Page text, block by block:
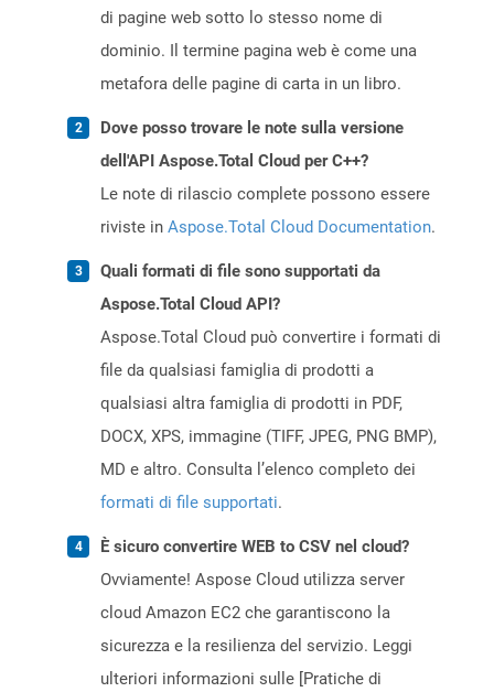
di pagine web sotto lo stesso nome di
dominio. Il termine pagina web è come una
metafora delle pagine di carta in un libro.
Dove posso trovare le note sulla versione
dell'API Aspose.Total Cloud per C++?
Le note di rilascio complete possono essere
riviste in Aspose.Total Cloud Documentation.
Quali formati di file sono supportati da
Aspose.Total Cloud API?
Aspose.Total Cloud può convertire i formati di
file da qualsiasi famiglia di prodotti a
qualsiasi altra famiglia di prodotti in PDF,
DOCX, XPS, immagine (TIFF, JPEG, PNG BMP),
MD e altro. Consulta l’elenco completo dei
formati di file supportati.
È sicuro convertire WEB to CSV nel cloud?
Ovviamente! Aspose Cloud utilizza server
cloud Amazon EC2 che garantiscono la
sicurezza e la resilienza del servizio. Leggi
ulteriori informazioni sulle [Pratiche di